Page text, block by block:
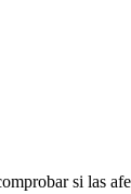
si las